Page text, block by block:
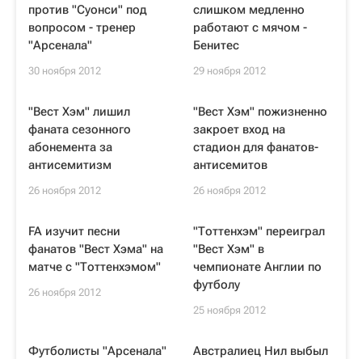
против "Суонси" под
вопросом - тренер
"Арсенала"
30 ноября 2012
слишком медленно
работают с мячом -
Бенитес
29 ноября 2012
"Вест Хэм" лишил
фаната сезонного
абонемента за
антисемитизм
26 ноября 2012
"Вест Хэм" пожизненно
закроет вход на
стадион для фанатов-
антисемитов
26 ноября 2012
FA изучит песни
фанатов "Вест Хэма" на
матче с "Тоттенхэмом"
26 ноября 2012
"Тоттенхэм" переиграл
"Вест Хэм" в
чемпионате Англии по
футболу
25 ноября 2012
Футболисты "Арсенала"
Австралиец Нил выбыл